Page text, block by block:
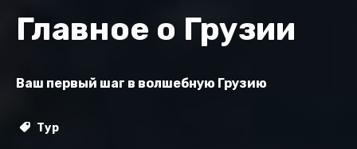
Главное о Грузии
Ваш первый шаг в волшебную Грузию
Тур